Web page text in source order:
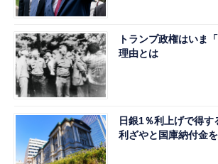
トランプ政権はいま
理由とは
日銀1％利上げで得
利ざやと国庫納付金